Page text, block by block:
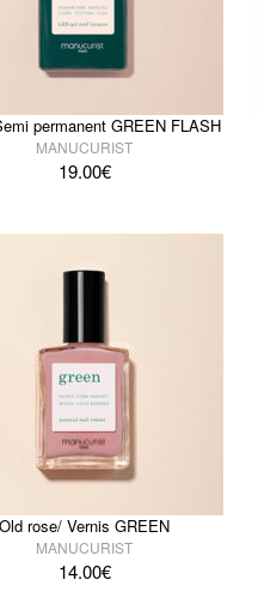
permanent GREEN FLASH
MANUCURIST
19.00€
Old rose/ Vernis GREEN
MANUCURIST
14.00€